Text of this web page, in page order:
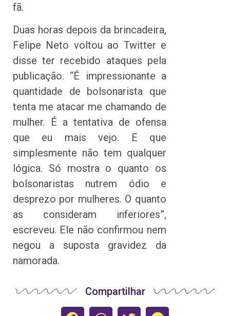
fã.
Duas horas depois da brincadeira,
Felipe Neto voltou ao Twitter e
disse ter recebido ataques pela
publicação. “É impressionante a
quantidade de bolsonarista que
tenta me atacar me chamando de
mulher. É a tentativa de ofensa
que eu mais vejo. E que
simplesmente não tem qualquer
lógica. Só mostra o quanto os
bolsonaristas nutrem ódio e
desprezo por mulheres. O quanto
as consideram inferiores”,
escreveu. Ele não confirmou nem
negou a suposta gravidez da
namorada.
Compartilhar